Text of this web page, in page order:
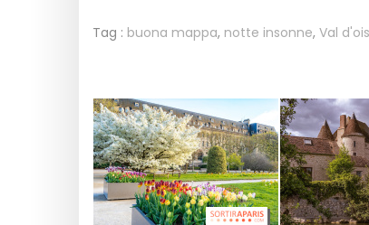
Tag : buona mappa, notte insonne, Val